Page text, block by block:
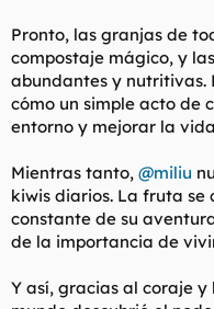
Pronto, las granjas de
compostaje mágico, y
abundantes y
cómo un simple acto de
entorno y mejorar la
Mientras tanto, @miliu
kiwis diarios. La fruta
constante de su
de la importancia de
Y así, gracias al coraje